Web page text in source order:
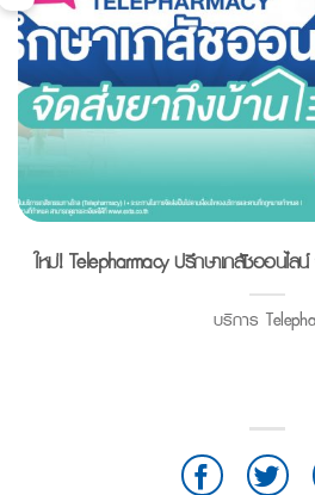
ใหม่! Telepharmacy ปรึกษาเภสัชออนไ
บริการ